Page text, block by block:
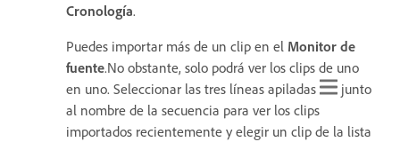
Cronología.
Puedes importar más de un clip en el Monitor de
fuente.No obstante, solo podrá ver los clips de uno
en uno. Seleccionar las tres líneas apiladas
junto
al nombre de la secuencia para ver los clips
importados recientemente y elegir un clip de la lista